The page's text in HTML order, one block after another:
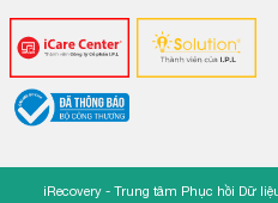
iRecovery - Trung tâm Phục hồi Dữ